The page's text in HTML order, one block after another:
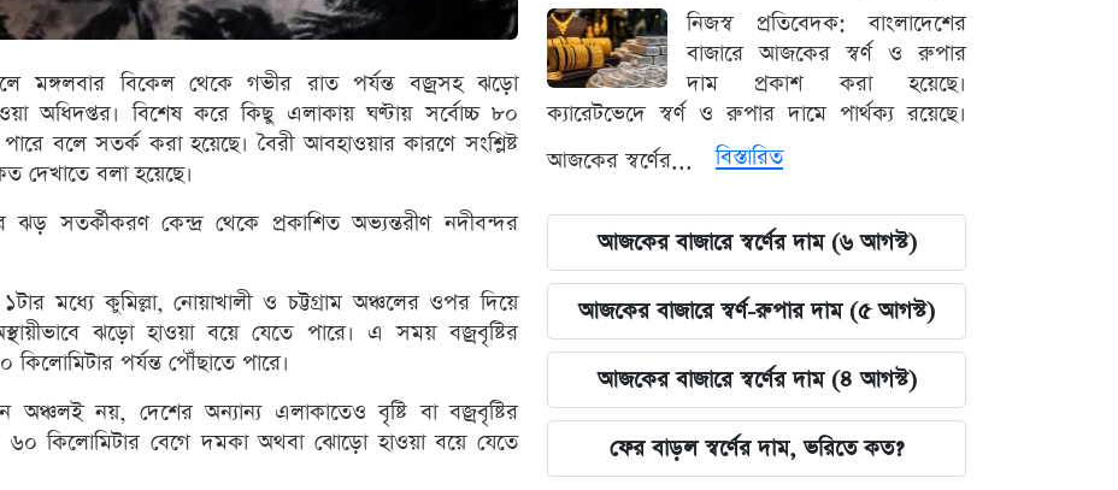
মঙ্গলবার বিকেল থেকে গভীর রাত পর্যন্ত বজ্রসহ ঝড়ো
অধিদপ্তর। বিশেষ করে কিছু এলাকায় ঘণ্টায় সর্বোচ্চ ৮০
বলে সতর্ক করা হয়েছে। বৈরী আবহাওয়ার কারণে সংশ্লিষ্ট
দেখাতে বলা হয়েছে।
সতর্কীকরণ কেন্দ্র থেকে প্রকাশিত অভ্যন্তরীণ নদীবন্দর
মধ্যে কুমিল্লা, নোয়াখালী ও চট্টগ্রাম অঞ্চলের ওপর দিয়ে
ঝড়ো হাওয়া বয়ে যেতে পারে। এ সময় বজ্রবৃষ্টির
পর্যন্ত পৌঁছাতে পারে।
নয়, দেশের অন্যান্য এলাকাতেও বৃষ্টি বা বজ্রবৃষ্টির
৬০ কিলোমিটার বেগে দমকা অথবা ঝোড়ো হাওয়া বয়ে যেতে
নিজস্ব প্রতিবেদক: বাংলাদেশের
বাজারে আজকের স্বর্ণ ও রুপার
দাম প্রকাশ করা হয়েছে।
ক্যারেটভেদে স্বর্ণ ও রুপার দামে পার্থক্য রয়েছে।
আজকের স্বর্ণের...
বিস্তারিত
আজকের বাজারে স্বর্ণের দাম (৬ আগস্ট)
আজকের বাজারে স্বর্ণ-রুপার দাম (৫ আগস্ট)
আজকের বাজারে স্বর্ণের দাম (৪ আগস্ট)
ফের বাড়ল স্বর্ণের দাম, ভরিতে কত?